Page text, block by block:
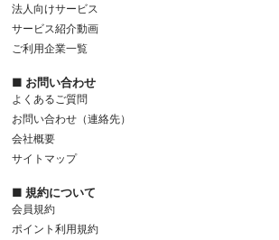
法人向けサービス
サービス紹介動画
ご利用企業一覧
■ お問い合わせ
よくあるご質問
お問い合わせ（連絡先）
会社概要
サイトマップ
■ 規約について
会員規約
ポイント利用規約